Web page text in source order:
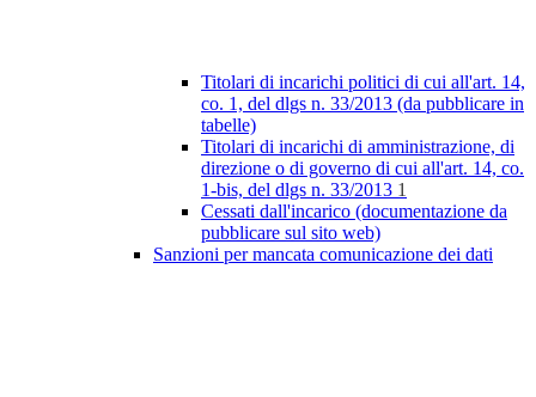
Titolari di incarichi politici di cui all'art. 14,
co. 1, del dlgs n. 33/2013 (da pubblicare in
tabelle)
Titolari di incarichi di amministrazione, di
direzione o di governo di cui all'art. 14, co.
1-bis, del dlgs n. 33/2013 1
Cessati dall'incarico (documentazione da
pubblicare sul sito web)
Sanzioni per mancata comunicazione dei dati